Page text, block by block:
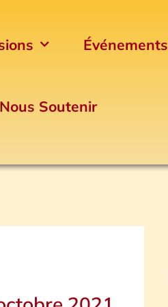
Événements
Nous Soutenir